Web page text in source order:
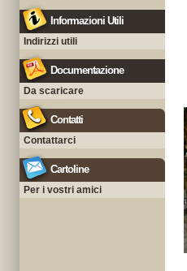
Informazioni Utili
Indirizzi utili
Documentazione
Da scaricare
Contatti
Contattarci
Cartoline
Per i vostri amici